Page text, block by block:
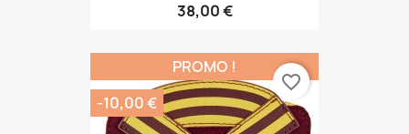
38,00 €
PROMO !
-10,00 €
favorite_border